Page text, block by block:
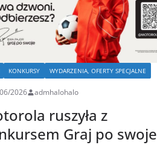
KONKURSY WYDARZENIA, OFERTY SPECJALNE
2026 admhalohalo
ruszyła z
Graj po swoje